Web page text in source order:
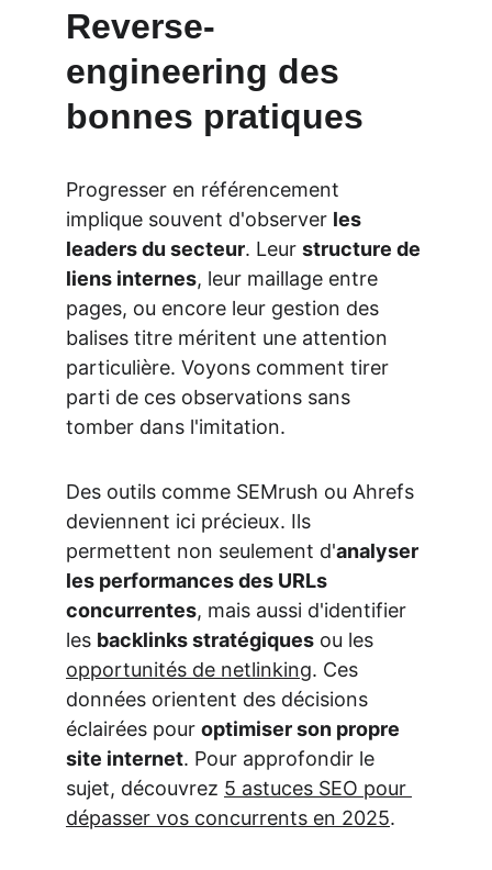
Reverse-
engineering des
bonnes pratiques
Progresser en référencement
implique souvent d'observer les
leaders du secteur. Leur structure de
liens internes, leur maillage entre
pages, ou encore leur gestion des
balises titre méritent une attention
particulière. Voyons comment tirer
parti de ces observations sans
tomber dans l'imitation.
Des outils comme SEMrush ou Ahrefs
deviennent ici précieux. Ils
permettent non seulement d'analyser
les performances des URLs
concurrentes, mais aussi d'identifier
les backlinks stratégiques ou les
opportunités de netlinking. Ces
données orientent des décisions
éclairées pour optimiser son propre
site internet. Pour approfondir le
sujet, découvrez 5 astuces SEO pour
dépasser vos concurrents en 2025.